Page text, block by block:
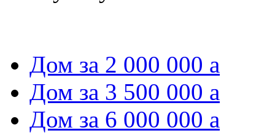
Дом за 2 000 000 a
Дом за 3 500 000 a
Дом за 6 000 000 a